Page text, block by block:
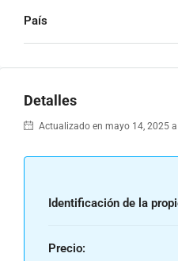
País
Detalles
Actualizado en mayo 14, 2025
Identificación de la
Precio: